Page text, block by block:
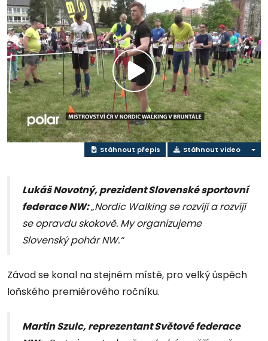
Přehrát
video
Stáhnout přepis Stáhnout video
Lukáš Novotný, prezident Slovenské sportovní
federace NW:„Nordic Walking se rozvíjí a rozvíjí
se opravdu skokově. My organizujeme
Slovenský pohár NW.“
Závod se konal na stejném místě, pro velký úspěch
loňského premiérového ročníku.
Martin Szulc, reprezentant Světové federace